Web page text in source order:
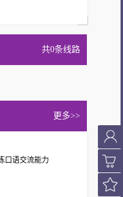
共0条线路
更多>>
会员登
录
购课车